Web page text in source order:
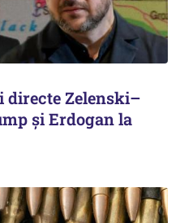
directe Zelenski–
și Erdogan la